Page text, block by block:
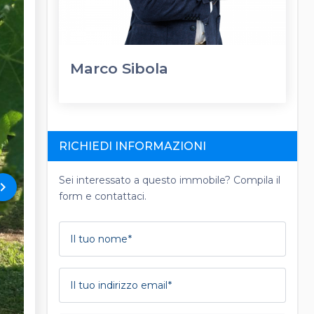
keyboard_arrow_right
Marco Sibola
RICHIEDI INFORMAZIONI
Sei interessato a questo immobile? Compila il
form e contattaci.
Il tuo nome
Il tuo indirizzo email